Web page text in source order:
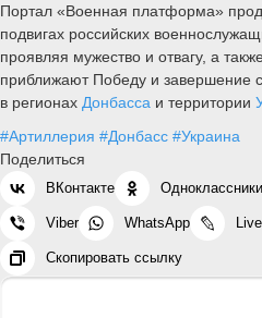
Портал «Военная платформа»
подвигах российских
проявляя мужество и отвагу, а
приближают Победу и завершение
в регионах Донбасса и территории
#Артиллерия #Донбасс #Украина
Поделиться
ВКонтакте Одноклассники
Viber WhatsApp
Скопировать ссылку